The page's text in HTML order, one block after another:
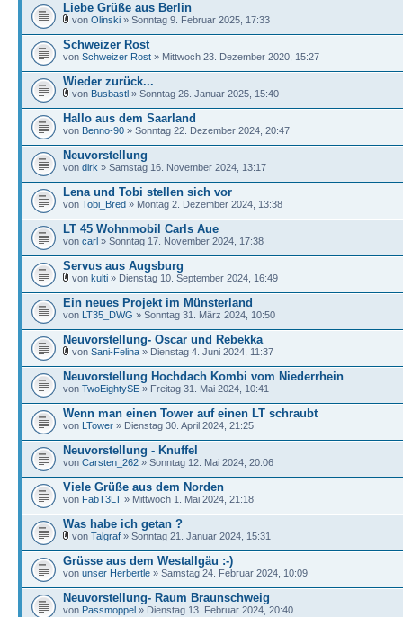
Liebe Grüße aus Berlin
von Olinski » Sonntag 9. Februar 2025, 17:33
Schweizer Rost
von Schweizer Rost » Mittwoch 23. Dezember 2020, 15:27
Wieder zurück...
von Busbastl » Sonntag 26. Januar 2025, 15:40
Hallo aus dem Saarland
von Benno-90 » Sonntag 22. Dezember 2024, 20:47
Neuvorstellung
von dirk » Samstag 16. November 2024, 13:17
Lena und Tobi stellen sich vor
von Tobi_Bred » Montag 2. Dezember 2024, 13:38
LT 45 Wohnmobil Carls Aue
von carl » Sonntag 17. November 2024, 17:38
Servus aus Augsburg
von kulti » Dienstag 10. September 2024, 16:49
Ein neues Projekt im Münsterland
von LT35_DWG » Sonntag 31. März 2024, 10:50
Neuvorstellung- Oscar und Rebekka
von Sani-Felina » Dienstag 4. Juni 2024, 11:37
Neuvorstellung Hochdach Kombi vom Niederrhein
von TwoEightySE » Freitag 31. Mai 2024, 10:41
Wenn man einen Tower auf einen LT schraubt
von LTower » Dienstag 30. April 2024, 21:25
Neuvorstellung - Knuffel
von Carsten_262 » Sonntag 12. Mai 2024, 20:06
Viele Grüße aus dem Norden
von FabT3LT » Mittwoch 1. Mai 2024, 21:18
Was habe ich getan ?
von Talgraf » Sonntag 21. Januar 2024, 15:31
Grüsse aus dem Westallgäu :-)
von unser Herbertle » Samstag 24. Februar 2024, 10:09
Neuvorstellung- Raum Braunschweig
von Passmoppel » Dienstag 13. Februar 2024, 20:40